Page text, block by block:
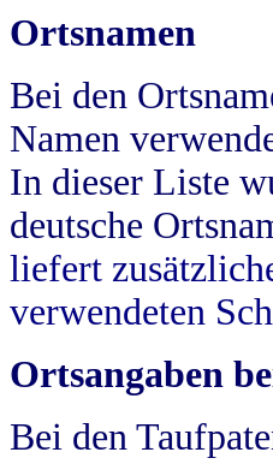
Ortsnamen
Bei den
Namen
In dieser Liste
deutsche
liefert
verwendeten
Ortsangaben
Bei den